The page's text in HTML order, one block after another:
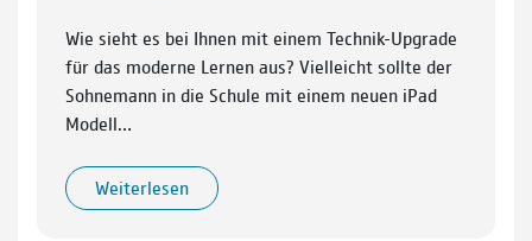
Wie sieht es bei Ihnen mit einem Technik-Upgrade
für das moderne Lernen aus? Vielleicht sollte der
Sohnemann in die Schule mit einem neuen iPad
Modell…
Weiterlesen